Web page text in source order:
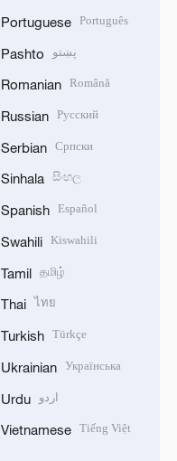
Portuguese Português
Pashto پښتو
Romanian Română
Russian Русский
Serbian Српски
Sinhala සිංහල
Spanish Español
Swahili Kiswahili
Tamil தமிழ்
Thai ไทย
Turkish Türkçe
Ukrainian Українська
Urdu اردو
Vietnamese Tiếng Việt